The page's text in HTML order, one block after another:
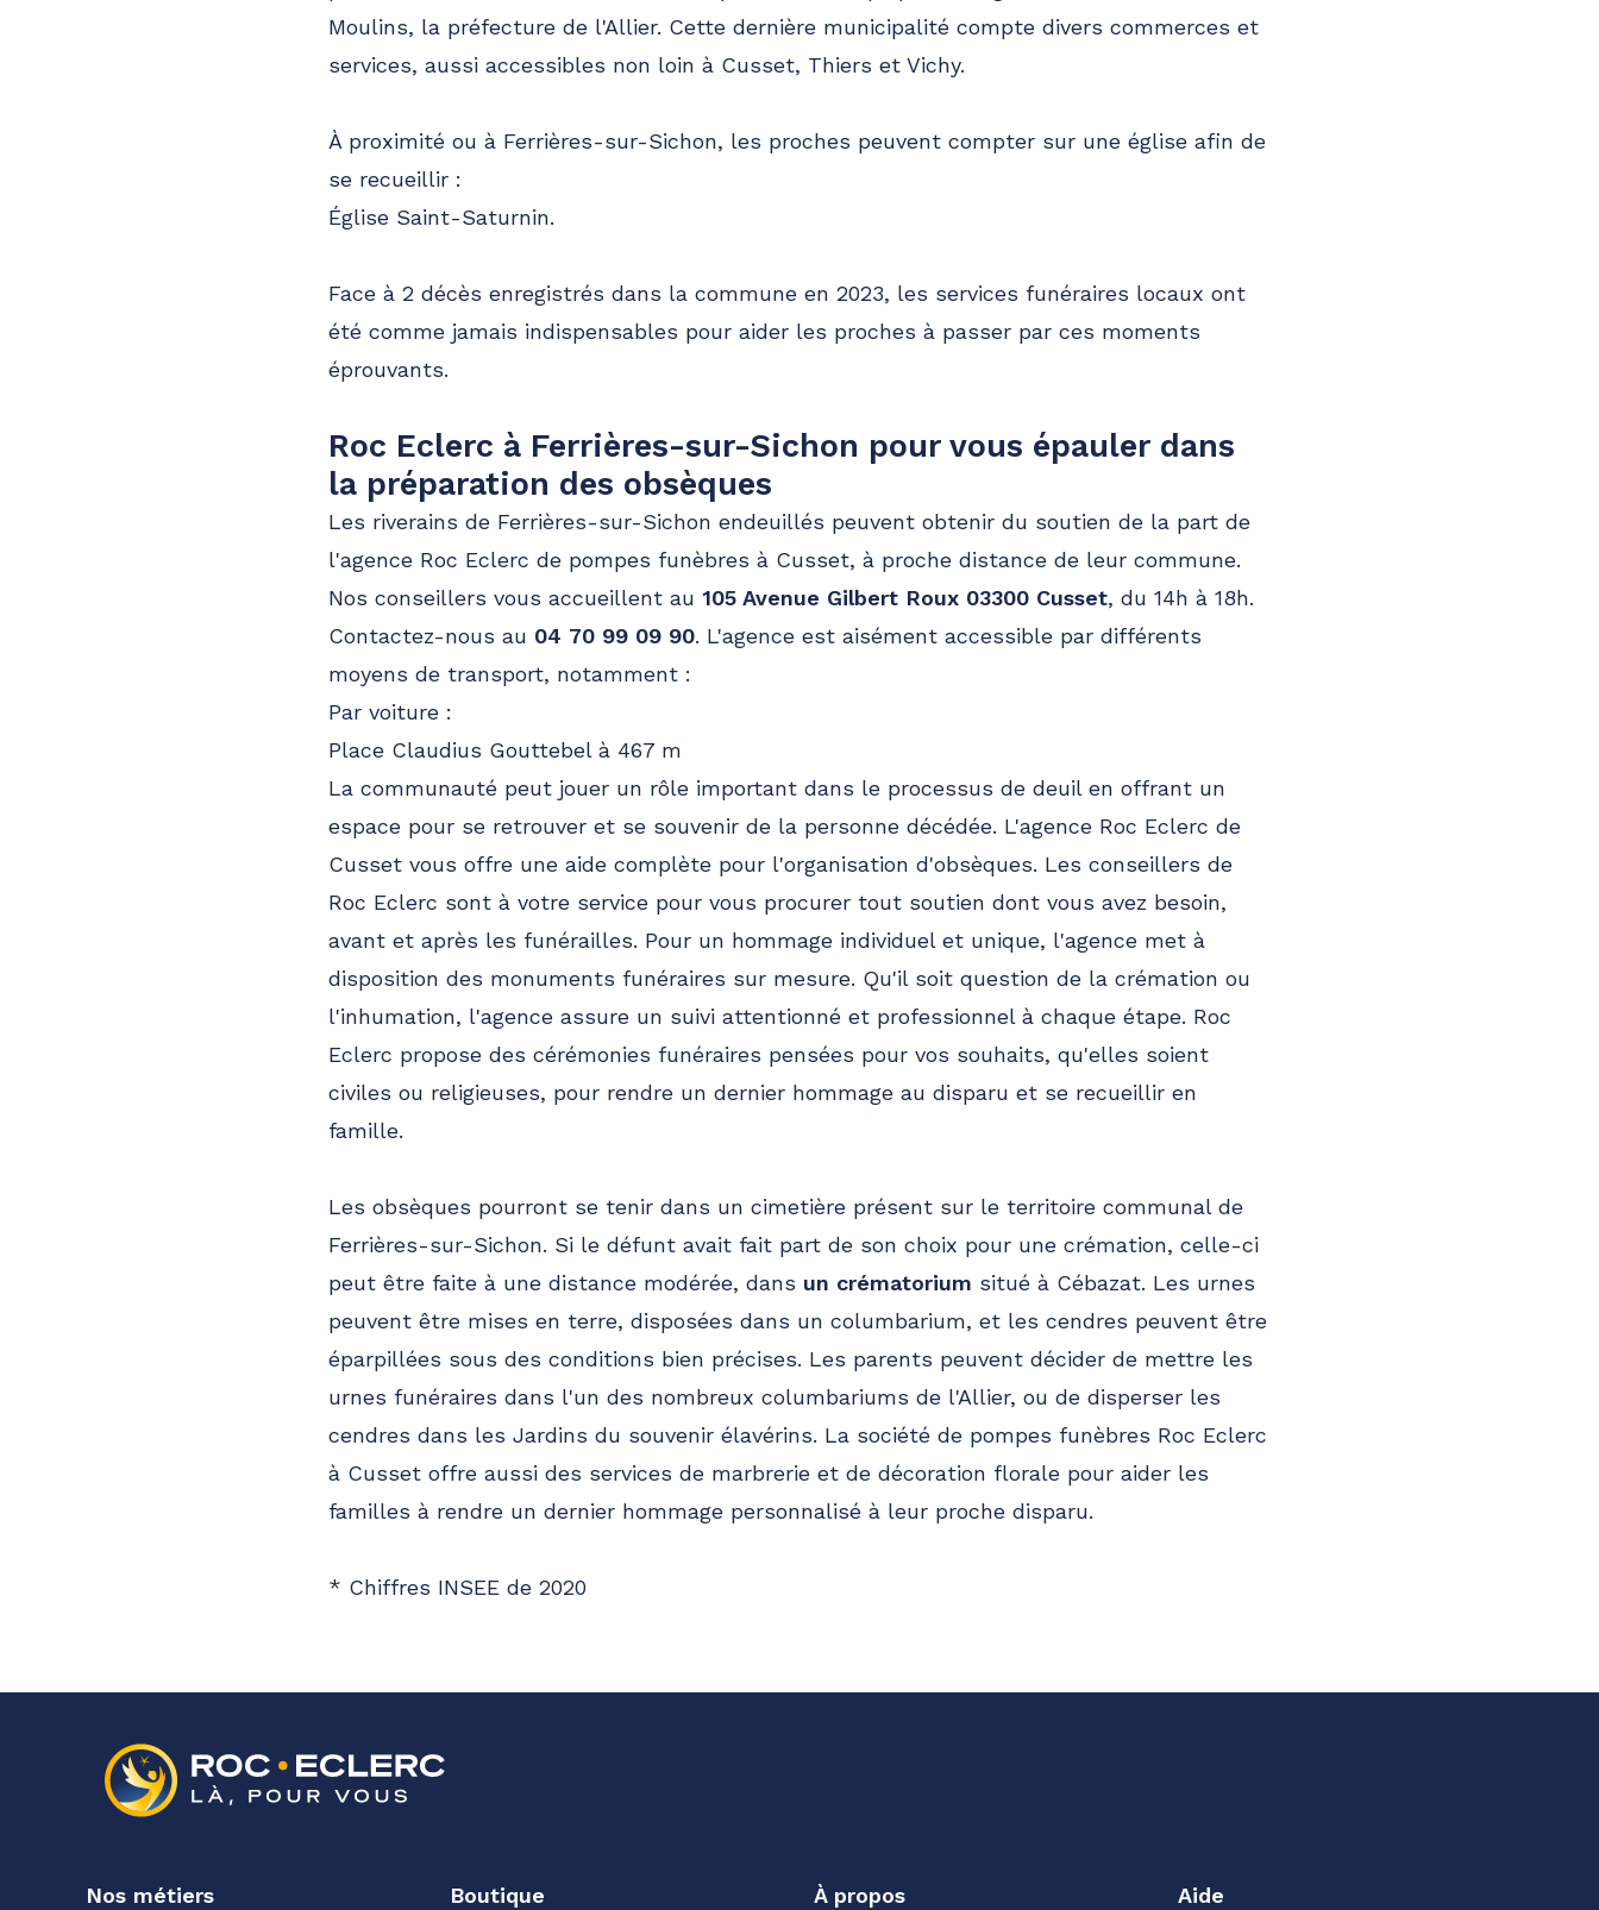
Moulins, la préfecture de l'Allier. Cette dernière municipalité compte divers commerces et
services, aussi accessibles non loin à Cusset, Thiers et Vichy.
À proximité ou à Ferrières-sur-Sichon, les proches peuvent compter sur une église afin de
se recueillir :
Église Saint-Saturnin.
Face à 2 décès enregistrés dans la commune en 2023, les services funéraires locaux ont
été comme jamais indispensables pour aider les proches à passer par ces moments
éprouvants.
Roc Eclerc à Ferrières-sur-Sichon pour vous épauler dans
la préparation des obsèques
Les riverains de Ferrières-sur-Sichon endeuillés peuvent obtenir du soutien de la part de
l'agence Roc Eclerc de pompes funèbres à Cusset, à proche distance de leur commune.
Nos conseillers vous accueillent au 105 Avenue Gilbert Roux 03300 Cusset, du 14h à 18h.
Contactez-nous au 04 70 99 09 90. L'agence est aisément accessible par différents
moyens de transport, notamment :
Par voiture :
Place Claudius Gouttebel à 467 m
La communauté peut jouer un rôle important dans le processus de deuil en offrant un
espace pour se retrouver et se souvenir de la personne décédée. L'agence Roc Eclerc de
Cusset vous offre une aide complète pour l'organisation d'obsèques. Les conseillers de
Roc Eclerc sont à votre service pour vous procurer tout soutien dont vous avez besoin,
avant et après les funérailles. Pour un hommage individuel et unique, l'agence met à
disposition des monuments funéraires sur mesure. Qu'il soit question de la crémation ou
l'inhumation, l'agence assure un suivi attentionné et professionnel à chaque étape. Roc
Eclerc propose des cérémonies funéraires pensées pour vos souhaits, qu'elles soient
civiles ou religieuses, pour rendre un dernier hommage au disparu et se recueillir en
famille.
Les obsèques pourront se tenir dans un cimetière présent sur le territoire communal de
Ferrières-sur-Sichon. Si le défunt avait fait part de son choix pour une crémation, celle-ci
peut être faite à une distance modérée, dans un crématorium situé à Cébazat. Les urnes
peuvent être mises en terre, disposées dans un columbarium, et les cendres peuvent être
éparpillées sous des conditions bien précises. Les parents peuvent décider de mettre les
urnes funéraires dans l'un des nombreux columbariums de l'Allier, ou de disperser les
cendres dans les Jardins du souvenir élavérins. La société de pompes funèbres Roc Eclerc
à Cusset offre aussi des services de marbrerie et de décoration florale pour aider les
familles à rendre un dernier hommage personnalisé à leur proche disparu.
* Chiffres INSEE de 2020
Nos métiers Boutique À propos Aide